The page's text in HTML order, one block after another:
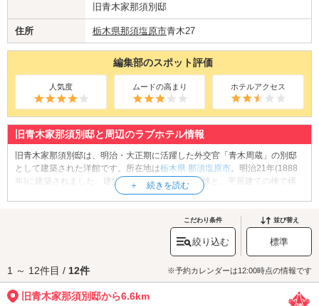
旧青木家那須別邸
住所 栃木県那須塩原市青木27
編集部のスポット評価
人気度 ムードの高まり ホテルアクセス
旧青木家那須別邸と周辺のラブホテル情報
旧青木家那須別邸は、明治・大正期に活躍した外交官「青木周蔵」の別邸
として建築された洋館です。所在地は栃木県 那須塩原市 。明治21年(1888
年)に建築されました。建物は木造2階建ての中央棟と、平屋建ての棟で構
成され、自然石と玉石を積んだ基礎の上に建設されています。建造当初か
県に寄贈され、1999年には国の重要文化財に指定されました。現在は隣接
」の施設の一部として一般公開されていま
す。ドイツ様式の構法を取り入れた美しい洋館を見学してみましょう。
那須インター・黒磯エリアのラブホテルからもア
クセスが便利です。
こだわり条件
絞り込む
並び替え
標準
1 ～ 12件目 / 12件 ※予約カレンダーは12:00時点の情報です
旧青木家那須別邸から6.6km